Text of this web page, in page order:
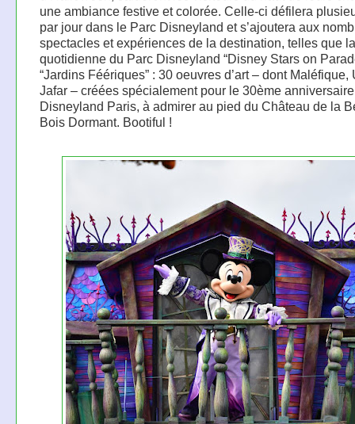
une ambiance festive et colorée. Celle-ci défilera
par jour dans le Parc Disneyland et s’ajoutera aux
spectacles et expériences de la destination, telles que
quotidienne du Parc Disneyland “Disney Stars on
“Jardins Féériques” : 30 oeuvres d’art – dont Maléfique,
Jafar – créées spécialement pour le 30ème
Disneyland Paris, à admirer au pied du Château de la
Bois Dormant. Bootiful !